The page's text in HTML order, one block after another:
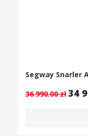
Segway Snarler
36 990.00zł 34